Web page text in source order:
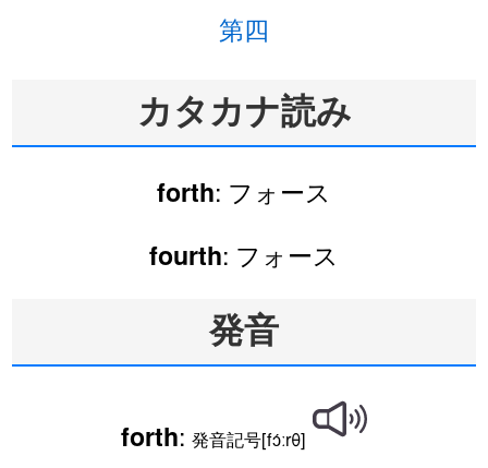
第四
カタカナ読み
forth: フォース
fourth: フォース
発音
forth: 発音記号[fɔ́ːrθ]